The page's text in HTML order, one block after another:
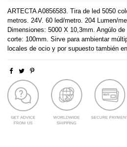
ARTECTA A0856583. Tira de led 5050
metros. 24V. 60 led/metro. 204 Lumen/
Dimensiones: 5000 X 10,3mm. Angúlo
corte: 100mm. Sirve para ambientar
locales de ocio y por supuesto también